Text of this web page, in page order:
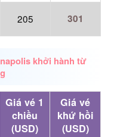
205 301
khởi hành từ
Giá vé 1
chiều
(USD)
Giá vé
khứ hồi
(USD)